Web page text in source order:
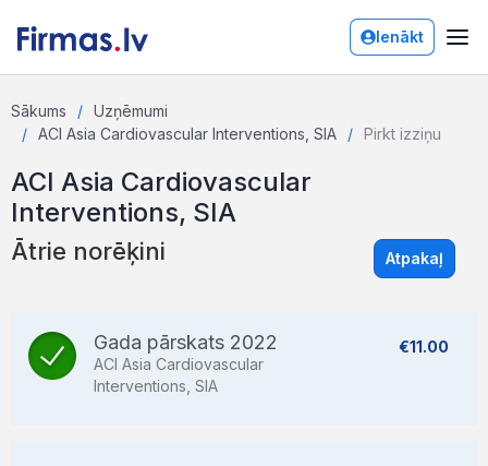
Ienākt
Sākums
Uzņēmumi
ACI Asia Cardiovascular Interventions, SIA
Pirkt izziņu
ACI Asia Cardiovascular
Interventions, SIA
Ātrie norēķini Atpakaļ
Gada pārskats 2022
ACI Asia Cardiovascular
Interventions, SIA
€11.00